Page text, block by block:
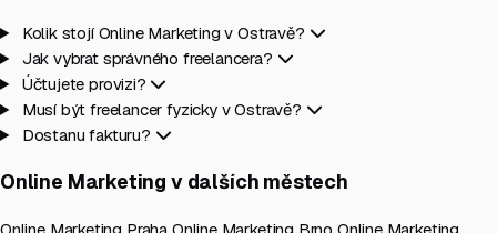
Kolik stojí Online Marketing v Ostravě?
Jak vybrat správného freelancera?
Účtujete provizi?
Musí být freelancer fyzicky v Ostravě?
Dostanu fakturu?
Online Marketing v dalších městech